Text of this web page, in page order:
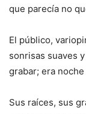
que parecía no
El público,
sonrisas suaves
grabar; era
Sus raíces, sus